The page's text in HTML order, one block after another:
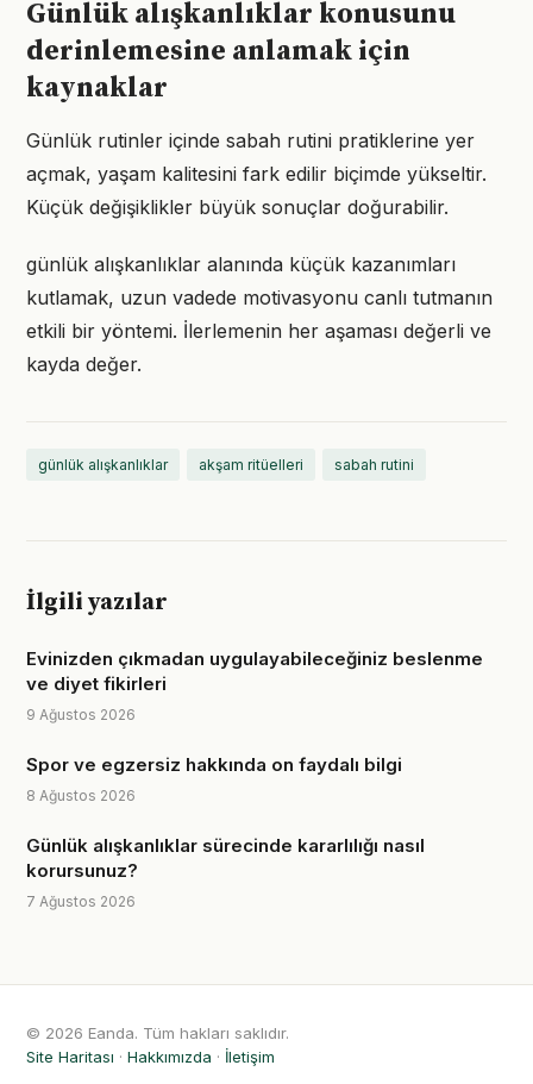
Günlük alışkanlıklar konusunu
derinlemesine anlamak için
kaynaklar
Günlük rutinler içinde sabah rutini pratiklerine yer
açmak, yaşam kalitesini fark edilir biçimde yükseltir.
Küçük değişiklikler büyük sonuçlar doğurabilir.
günlük alışkanlıklar alanında küçük kazanımları
kutlamak, uzun vadede motivasyonu canlı tutmanın
etkili bir yöntemi. İlerlemenin her aşaması değerli ve
kayda değer.
günlük alışkanlıklar akşam ritüelleri sabah rutini
İlgili yazılar
Evinizden çıkmadan uygulayabileceğiniz beslenme
ve diyet fikirleri
9 Ağustos 2026
Spor ve egzersiz hakkında on faydalı bilgi
8 Ağustos 2026
Günlük alışkanlıklar sürecinde kararlılığı nasıl
korursunuz?
7 Ağustos 2026
© 2026 Eanda. Tüm hakları saklıdır.
Site Haritası · Hakkımızda · İletişim